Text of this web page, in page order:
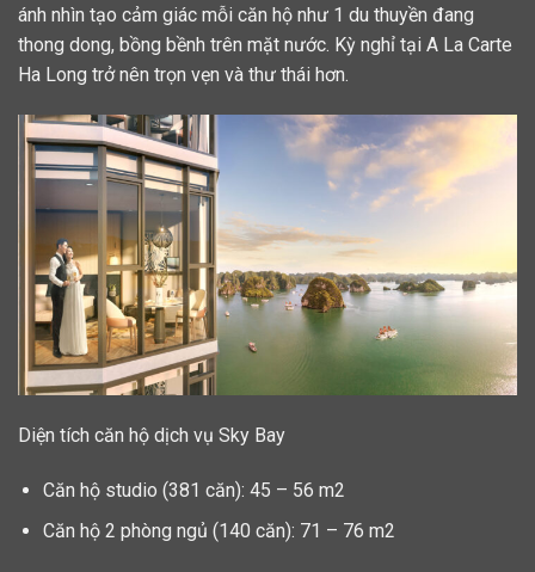
ánh nhìn tạo cảm giác mỗi căn hộ như 1 du thuyền đang
thong dong, bồng bềnh trên mặt nước. Kỳ nghỉ tại A La Carte
Ha Long trở nên trọn vẹn và thư thái hơn.
Diện tích căn hộ dịch vụ Sky Bay
Căn hộ studio (381 căn): 45 – 56 m2
Căn hộ 2 phòng ngủ (140 căn): 71 – 76 m2